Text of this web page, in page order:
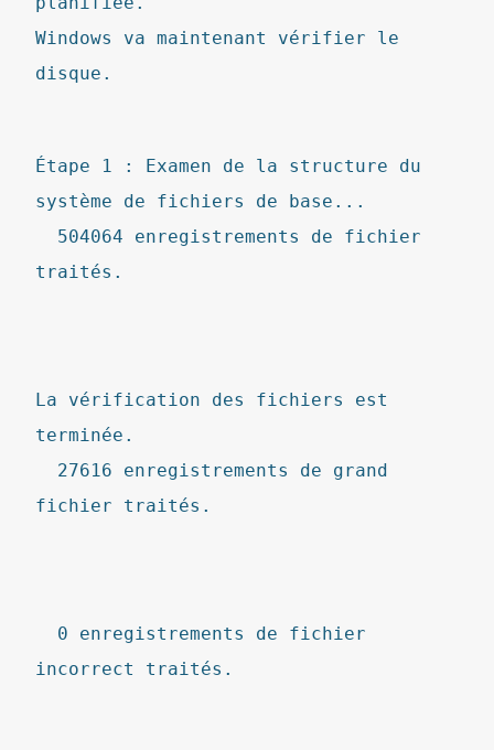
Windows va maintenant vérifier le
disque.
Étape 1 : Examen de la structure du
système de fichiers de base...
504064 enregistrements de fichier
traités.
La vérification des fichiers est
terminée.
27616 enregistrements de grand
fichier traités.
0 enregistrements de fichier
incorrect traités.